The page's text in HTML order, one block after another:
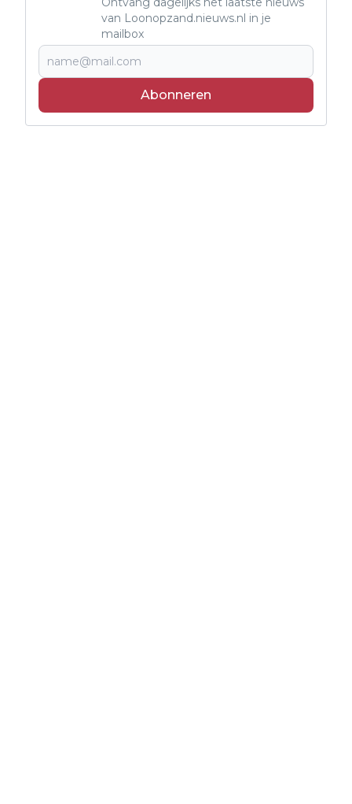
van Loonopzand.nieuws.nl in je
mailbox
Abonneren